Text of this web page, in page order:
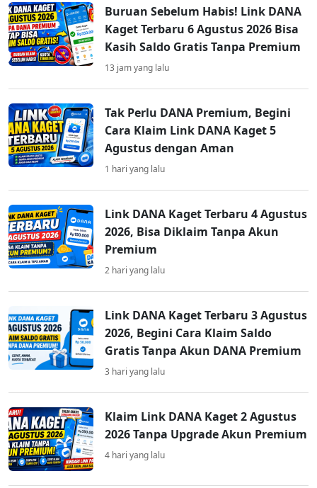
Buruan Sebelum Habis! Link DANA
Kaget Terbaru 6 Agustus 2026 Bisa
Kasih Saldo Gratis Tanpa Premium
13 jam yang lalu
Tak Perlu DANA Premium, Begini
Cara Klaim Link DANA Kaget 5
Agustus dengan Aman
1 hari yang lalu
Link DANA Kaget Terbaru 4 Agustus
2026, Bisa Diklaim Tanpa Akun
Premium
2 hari yang lalu
Link DANA Kaget Terbaru 3 Agustus
2026, Begini Cara Klaim Saldo
Gratis Tanpa Akun DANA Premium
3 hari yang lalu
Klaim Link DANA Kaget 2 Agustus
2026 Tanpa Upgrade Akun Premium
4 hari yang lalu